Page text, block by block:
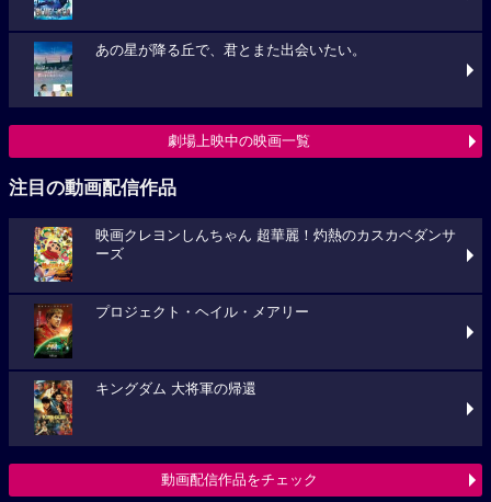
あの星が降る丘で、君とまた出会いたい。
劇場上映中の映画一覧
注目の動画配信作品
映画クレヨンしんちゃん 超華麗！灼熱のカスカベダンサ
ーズ
プロジェクト・ヘイル・メアリー
キングダム 大将軍の帰還
動画配信作品をチェック